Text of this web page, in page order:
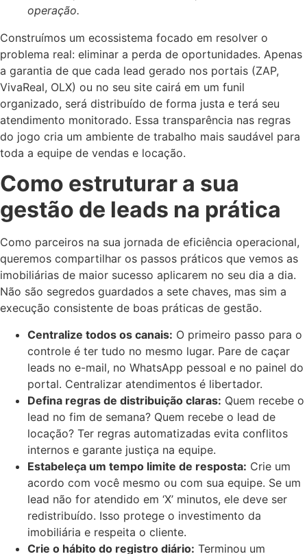
operação.
Construímos um ecossistema focado em resolver o
problema real: eliminar a perda de oportunidades. Apenas
a garantia de que cada lead gerado nos portais (ZAP,
VivaReal, OLX) ou no seu site cairá em um funil
organizado, será distribuído de forma justa e terá seu
atendimento monitorado. Essa transparência nas regras
do jogo cria um ambiente de trabalho mais saudável para
toda a equipe de vendas e locação.
Como estruturar a sua
gestão de leads na prática
Como parceiros na sua jornada de eficiência operacional,
queremos compartilhar os passos práticos que vemos as
imobiliárias de maior sucesso aplicarem no seu dia a dia.
Não são segredos guardados a sete chaves, mas sim a
execução consistente de boas práticas de gestão.
Centralize todos os canais: O primeiro passo para o
controle é ter tudo no mesmo lugar. Pare de caçar
leads no e-mail, no WhatsApp pessoal e no painel do
portal. Centralizar atendimentos é libertador.
Defina regras de distribuição claras: Quem recebe o
lead no fim de semana? Quem recebe o lead de
locação? Ter regras automatizadas evita conflitos
internos e garante justiça na equipe.
Estabeleça um tempo limite de resposta: Crie um
acordo com você mesmo ou com sua equipe. Se um
lead não for atendido em ‘X’ minutos, ele deve ser
redistribuído. Isso protege o investimento da
imobiliária e respeita o cliente.
Crie o hábito do registro diário: Terminou um